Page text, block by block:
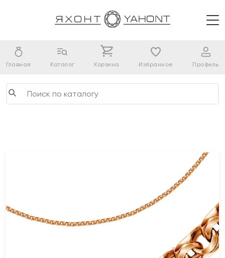
Главная Каталог Корзина Избранное Профиль